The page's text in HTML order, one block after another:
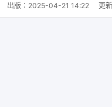
出版： 2025-04-21 14:22 更新